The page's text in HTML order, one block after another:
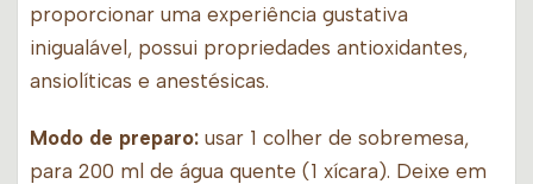
proporcionar uma experiência gustativa
inigualável, possui propriedades antioxidantes,
ansiolíticas e anestésicas.
Modo de preparo: usar 1 colher de sobremesa,
para 200 ml de água quente (1 xícara). Deixe em